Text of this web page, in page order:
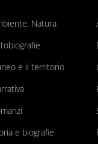
Natura
e il territorio
e biografie